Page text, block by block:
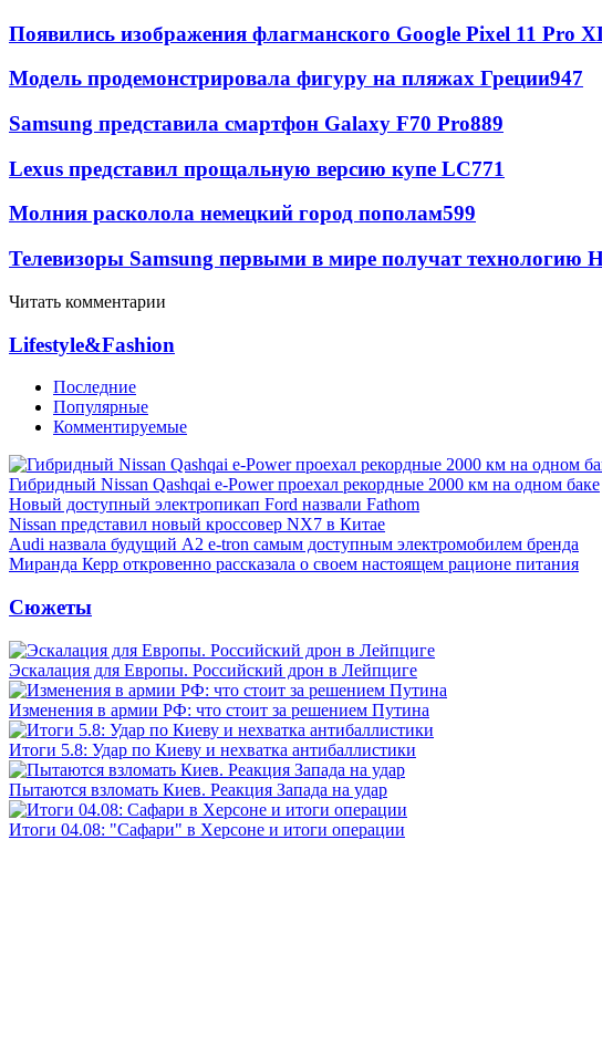
Появились изображения флагманского Google Pixel 11 Pro
Модель продемонстрировала фигуру на пляжах Греции947
Samsung представила смартфон Galaxy F70 Pro889
Lexus представил прощальную версию купе LC771
Молния расколола немецкий город пополам599
Телевизоры Samsung первыми в мире получат технологию
Читать комментарии
Lifestyle&Fashion
Последние
Популярные
Комментируемые
Гибридный Nissan Qashqai e-Power проехал рекордные 2000 км на одном баке
Новый доступный электропикап Ford назвали Fathom
Nissan представил новый кроссовер NX7 в Китае
Audi назвала будущий A2 e-tron самым доступным электромобилем бренда
Миранда Керр откровенно рассказала о своем настоящем рационе питания
Сюжеты
Эскалация для Европы. Российский дрон в Лейпциге
Изменения в армии РФ: что стоит за решением Путина
Итоги 5.8: Удар по Киеву и нехватка антибаллистики
Пытаются взломать Киев. Реакция Запада на удар
Итоги 04.08: "Сафари" в Херсоне и итоги операции